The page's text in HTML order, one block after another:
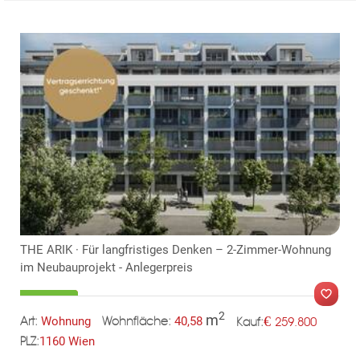
TE
THE ARIK · Für langfristiges Denken – 2-Zimmer-Wohnung
im Neubauprojekt - Anlegerpreis
Art: Wohnung Wohnfläche: 40,58 m2 Kauf:€ 259.800
PLZ:1160 Wien